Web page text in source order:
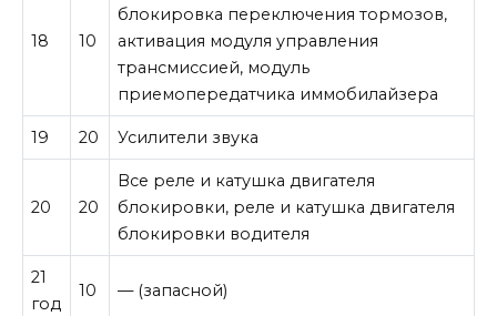
18 10
блокировка переключения тормозов,
активация модуля управления
трансмиссией, модуль
приемопередатчика иммобилайзера
19 20 Усилители звука
20 20
Все реле и катушка двигателя
блокировки, реле и катушка двигателя
блокировки водителя
21
год
10 — (запасной)